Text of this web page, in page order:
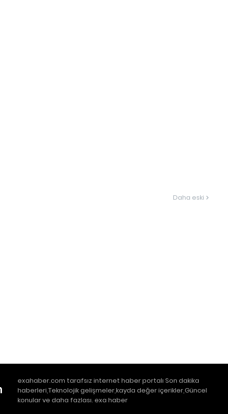
Daha eski
exahaber.com tarafsız internet haber portalı Son dakika
haberleri,Teknolojik gelişmeler,kayda değer içerikler,Güncel
konular ve daha fazlası. exa haber